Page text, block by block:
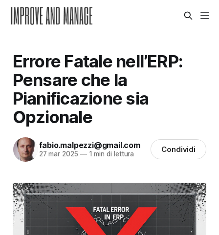
Errore Fatale nell’ERP:
Pensare che la
Pianificazione sia
Opzionale
fabio.malpezzi@gmail.com
27 mar 2025 —1 min di lettura Condividi